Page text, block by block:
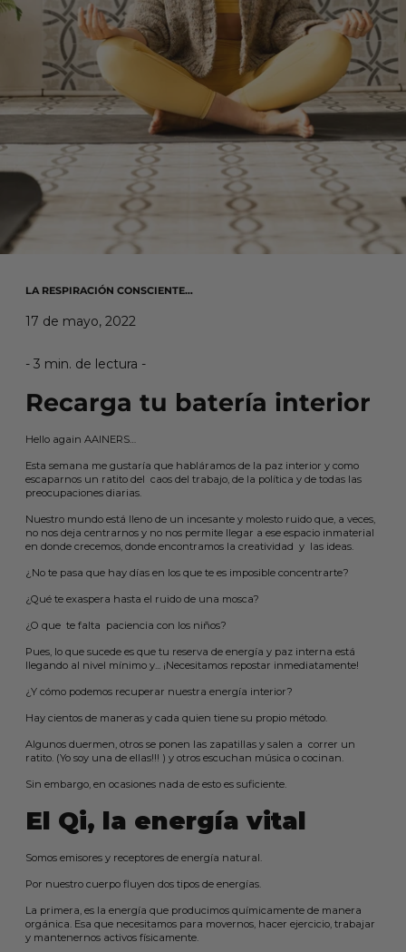
LA RESPIRACIÓN CONSCIENTE…
17 de mayo, 2022
- 3 min. de lectura -
Recarga tu batería interior
Hello again AAINERS…
Esta semana me gustaría que habláramos de la paz interior y como
escaparnos un ratito del caos del trabajo, de la política y de todas las
preocupaciones diarias.
Nuestro mundo está lleno de un incesante y molesto ruido que, a veces,
no nos deja centrarnos y no nos permite llegar a ese espacio inmaterial
en donde crecemos, donde encontramos la creatividad y las ideas.
¿No te pasa que hay días en los que te es imposible concentrarte?
¿Qué te exaspera hasta el ruido de una mosca?
¿O que te falta paciencia con los niños?
Pues, lo que sucede es que tu reserva de energía y paz interna está
llegando al nivel mínimo y... ¡Necesitamos repostar inmediatamente!
¿Y cómo podemos recuperar nuestra energía interior?
Hay cientos de maneras y cada quien tiene su propio método.
Algunos duermen, otros se ponen las zapatillas y salen a correr un
ratito. (Yo soy una de ellas!!! ) y otros escuchan música o cocinan.
Sin embargo, en ocasiones nada de esto es suficiente.
El Qi, la energía vital
Somos emisores y receptores de energía natural.
Por nuestro cuerpo fluyen dos tipos de energías.
La primera, es la energía que producimos químicamente de manera
orgánica. Esa que necesitamos para movernos, hacer ejercicio, trabajar
y mantenernos activos físicamente.